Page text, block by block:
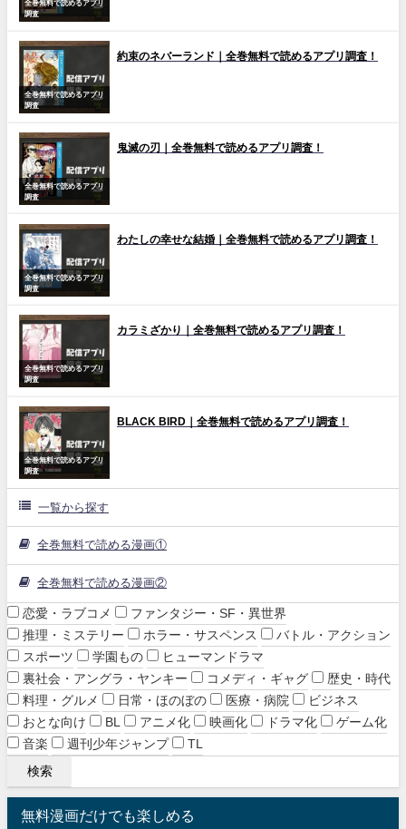
全巻無料で読めるアプリ
調査
全巻無料で読めるアプリ
調査
約束のネバーランド｜全巻無料で読めるアプリ調査！
全巻無料で読めるアプリ
調査
鬼滅の刃｜全巻無料で読めるアプリ調査！
全巻無料で読めるアプリ
調査
わたしの幸せな結婚｜全巻無料で読めるアプリ調査！
全巻無料で読めるアプリ
調査
カラミざかり｜全巻無料で読めるアプリ調査！
全巻無料で読めるアプリ
調査
BLACK BIRD｜全巻無料で読めるアプリ調査！
一覧から探す
全巻無料で読める漫画①
全巻無料で読める漫画②
恋愛・ラブコメ
ファンタジー・SF・異世界
推理・ミステリー
ホラー・サスペンス
バトル・アクション
スポーツ
学園もの
ヒューマンドラマ
裏社会・アングラ・ヤンキー
コメディ・ギャグ
歴史・時代
料理・グルメ
日常・ほのぼの 医療・病院
ビジネス
おとな向け
BL アニメ化 映画化 ドラマ化
ゲーム化
音楽
週刊少年ジャンプ TL
無料漫画だけでも楽しめる